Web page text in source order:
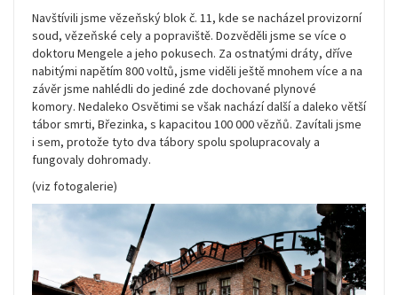
Navštívili jsme vězeňský blok č. 11, kde se nacházel provizorní
soud, vězeňské cely a popraviště. Dozvěděli jsme se více o
doktoru Mengele a jeho pokusech. Za ostnatými dráty, dříve
nabitými napětím 800 voltů, jsme viděli ještě mnohem více a na
závěr jsme nahlédli do jediné zde dochované plynové
komory. Nedaleko Osvětimi se však nachází další a daleko větší
tábor smrti, Březinka, s kapacitou 100 000 vězňů. Zavítali jsme
i sem, protože tyto dva tábory spolu spolupracovaly a
fungovaly dohromady.
(viz fotogalerie)